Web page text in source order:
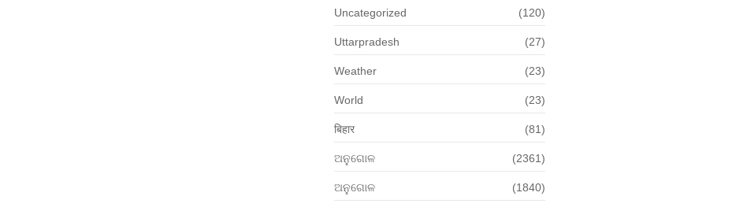
Uncategorized (120)
Uttarpradesh (27)
Weather (23)
World (23)
बिहार (81)
ଅନୁଗୋଳ (2361)
ଅନୁଗୋଳ (1840)